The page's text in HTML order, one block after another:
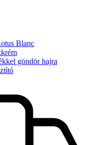
Blanc
göndör hajra